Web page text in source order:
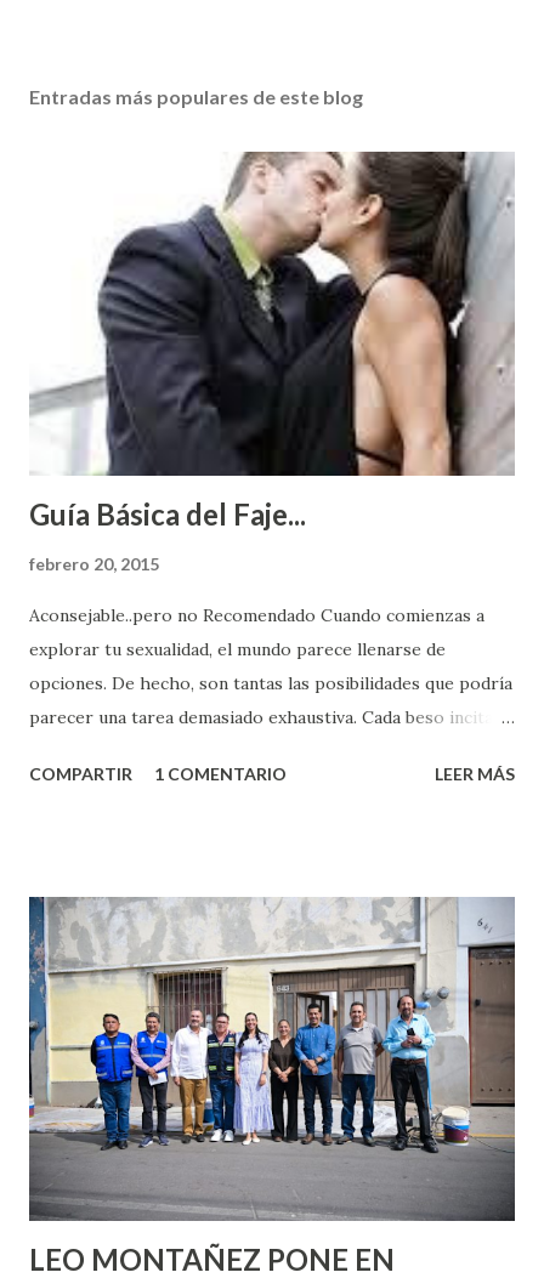
Entradas más populares de este blog
Guía Básica del Faje...
febrero 20, 2015
Aconsejable..pero no Recomendado Cuando comienzas a
explorar tu sexualidad, el mundo parece llenarse de
opciones. De hecho, son tantas las posibilidades que podría
parecer una tarea demasiado exhaustiva. Cada beso incita
partes de ti que jamás hubieras imaginado. El problema es
conoces ni la mitad de lo que deberías saber. Pero incluso
quienes ya han tenido relaciones sexuales no son expertos
o expertas en el tema. Siempre hay algo nuevo que
aprender y nuevas experiencias que conocer. Si eres una
chica y aún no has tenido relaciones sexuales, tal vez
pienses que el sexo será increíble y no puedas esperar para
experimentarlo, pero como cualquier persona con
experiencia te dirá, siempre es mejor cuando ambas partes
son suficientemen...
COMPARTIR 1 COMENTARIO LEER MÁS
LEO MONTAÑEZ PONE EN